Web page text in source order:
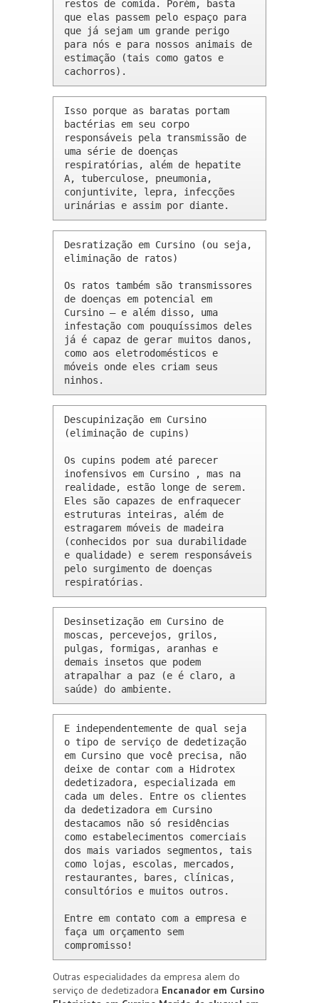
restos de comida. Porém, basta
que elas passem pelo espaço para
que já sejam um grande perigo
para nós e para nossos animais de
estimação (tais como gatos e
cachorros).
Isso porque as baratas portam
bactérias em seu corpo
responsáveis pela transmissão de
uma série de doenças
respiratórias, além de hepatite
A, tuberculose, pneumonia,
conjuntivite, lepra, infecções
urinárias e assim por diante.
Desratização em Cursino (ou seja,
eliminação de ratos)
Os ratos também são transmissores
de doenças em potencial em
Cursino – e além disso, uma
infestação com pouquíssimos deles
já é capaz de gerar muitos danos,
como aos eletrodomésticos e
móveis onde eles criam seus
ninhos.
Descupinização em Cursino
(eliminação de cupins)
Os cupins podem até parecer
inofensivos em Cursino , mas na
realidade, estão longe de serem.
Eles são capazes de enfraquecer
estruturas inteiras, além de
estragarem móveis de madeira
(conhecidos por sua durabilidade
e qualidade) e serem responsáveis
pelo surgimento de doenças
respiratórias.
Desinsetização em Cursino de
moscas, percevejos, grilos,
pulgas, formigas, aranhas e
demais insetos que podem
atrapalhar a paz (e é claro, a
saúde) do ambiente.
E independentemente de qual seja
o tipo de serviço de dedetização
em Cursino que você precisa, não
deixe de contar com a Hidrotex
dedetizadora, especializada em
cada um deles. Entre os clientes
da dedetizadora em Cursino
destacamos não só residências
como estabelecimentos comerciais
dos mais variados segmentos, tais
como lojas, escolas, mercados,
restaurantes, bares, clínicas,
consultórios e muitos outros.
Entre em contato com a empresa e
faça um orçamento sem
compromisso!
Outras especialidades da empresa alem do
serviço de dedetizadora Encanador em Cursino